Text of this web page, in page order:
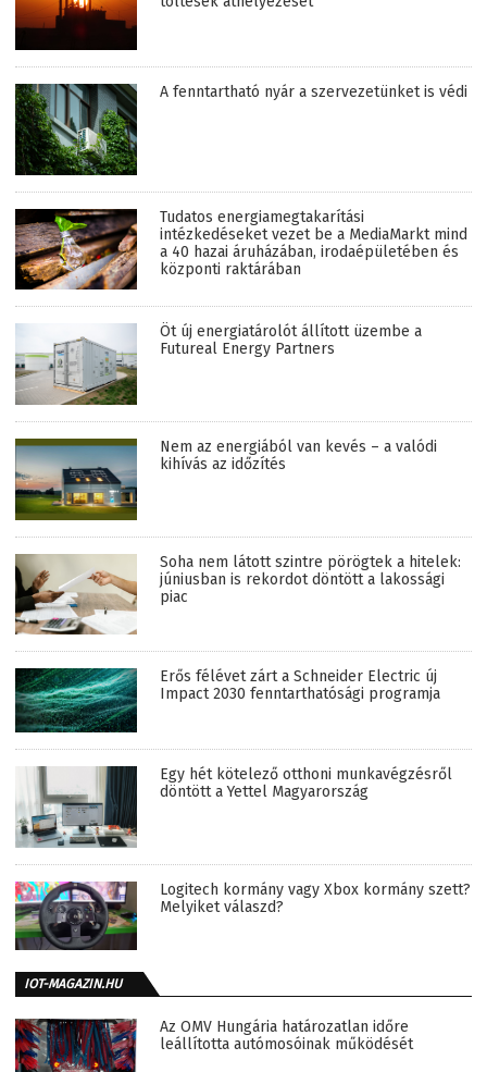
A fenntartható nyár a szervezetünket is védi
Tudatos energiamegtakarítási
intézkedéseket vezet be a MediaMarkt mind
a 40 hazai áruházában, irodaépületében és
központi raktárában
Öt új energiatárolót állított üzembe a
Futureal Energy Partners
Nem az energiából van kevés – a valódi
kihívás az időzítés
Soha nem látott szintre pörögtek a hitelek:
júniusban is rekordot döntött a lakossági
piac
Erős félévet zárt a Schneider Electric új
Impact 2030 fenntarthatósági programja
Egy hét kötelező otthoni munkavégzésről
döntött a Yettel Magyarország
Logitech kormány vagy Xbox kormány szett?
Melyiket válaszd?
IOT-MAGAZIN.HU
Az OMV Hungária határozatlan időre
leállította autómosóinak működését